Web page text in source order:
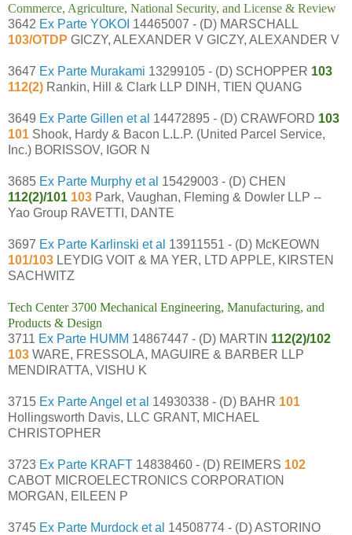
Commerce, Agriculture, National Security, and License & Review
3642 Ex Parte YOKOI 14465007 - (D) MARSCHALL
103/OTDP GICZY, ALEXANDER V GICZY, ALEXANDER V
3647 Ex Parte Murakami 13299105 - (D) SCHOPPER 103
112(2) Rankin, Hill & Clark LLP DINH, TIEN QUANG
3649 Ex Parte Gillen et al 14472895 - (D) CRAWFORD 103
101 Shook, Hardy & Bacon L.L.P. (United Parcel Service,
Inc.) BORISSOV, IGOR N
3685 Ex Parte Murphy et al 15429003 - (D) CHEN
112(2)/101 103 Park, Vaughan, Fleming & Dowler LLP --
Yao Group RAVETTI, DANTE
3697 Ex Parte Karlinski et al 13911551 - (D) McKEOWN
101/103 LEYDIG VOIT & MA YER, LTD APPLE, KIRSTEN
SACHWITZ
Tech Center 3700 Mechanical Engineering, Manufacturing, and
Products & Design
3711 Ex Parte HUMM 14867447 - (D) MARTIN 112(2)/102
103 WARE, FRESSOLA, MAGUIRE & BARBER LLP
MENDIRATTA, VISHU K
3715 Ex Parte Angel et al 14930338 - (D) BAHR 101
Hollingsworth Davis, LLC GRANT, MICHAEL
CHRISTOPHER
3723 Ex Parte KRAFT 14838460 - (D) REIMERS 102
CABOT MICROELECTRONICS CORPORATION
MORGAN, EILEEN P
3745 Ex Parte Murdock et al 14508774 - (D) ASTORINO